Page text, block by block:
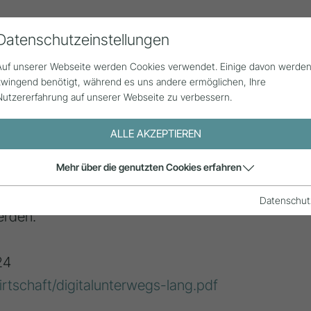
Alle Beiträge Statistik
Stelle, an der Daten aus einer oder
werden. Daten in einem Datenhub
digitalunterwegs-lang.pdf
unserer Webseite werden Cookies verwendet. Einige davon werden
benötigt, während es uns andere ermöglichen, Ihre
auf unserer Webseite zu verbessern.
ALLE AKZEPTIEREN
Mehr über die genutzten Cookies erfahren